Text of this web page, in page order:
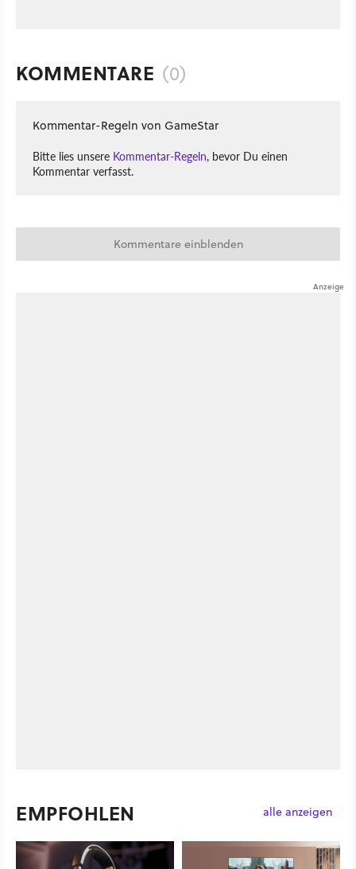
KOMMENTARE (0)
Kommentar-Regeln von GameStar
Bitte lies unsere Kommentar-Regeln, bevor Du einen
Kommentar verfasst.
Kommentare einblenden
EMPFOHLEN alle anzeigen